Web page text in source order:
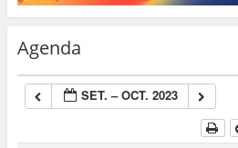
Agenda
SET. – OCT. 2023